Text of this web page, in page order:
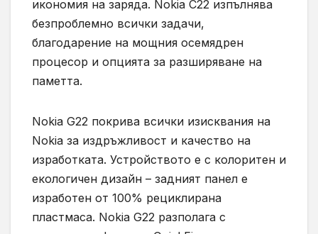
икономия на заряда. Nokia C22 изпълнява
безпроблемно всички задачи,
благодарение на мощния осемядрен
процесор и опцията за разширяване на
паметта.
Nokia G22 покрива всички изисквания на
Nokia за издръжливост и качество на
изработката. Устройството е с колоритен и
екологичен дизайн – задният панел е
изработен от 100% рециклирана
пластмаса. Nokia G22 разполага с